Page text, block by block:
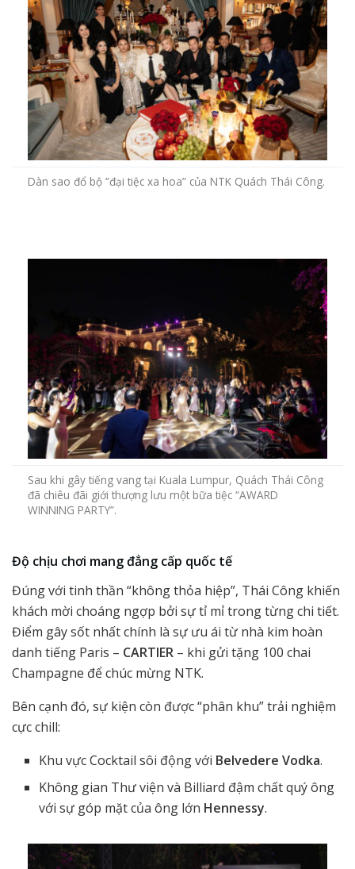
Dàn sao đổ bộ “đại tiệc xa hoa” của NTK Quách Thái Công.
Sau khi gây tiếng vang tại Kuala Lumpur, Quách Thái Công
đã chiêu đãi giới thượng lưu một bữa tiệc “AWARD
WINNING PARTY”.
Độ chịu chơi mang đẳng cấp quốc tế
Đúng với tinh thần “không thỏa hiệp”, Thái Công khiến
khách mời choáng ngợp bởi sự tỉ mỉ trong từng chi tiết.
Điểm gây sốt nhất chính là sự ưu ái từ nhà kim hoàn
danh tiếng Paris – CARTIER – khi gửi tặng 100 chai
Champagne để chúc mừng NTK.
Bên cạnh đó, sự kiện còn được “phân khu” trải nghiệm
cực chill:
Khu vực Cocktail sôi động với Belvedere Vodka.
Không gian Thư viện và Billiard đậm chất quý ông
với sự góp mặt của ông lớn Hennessy.